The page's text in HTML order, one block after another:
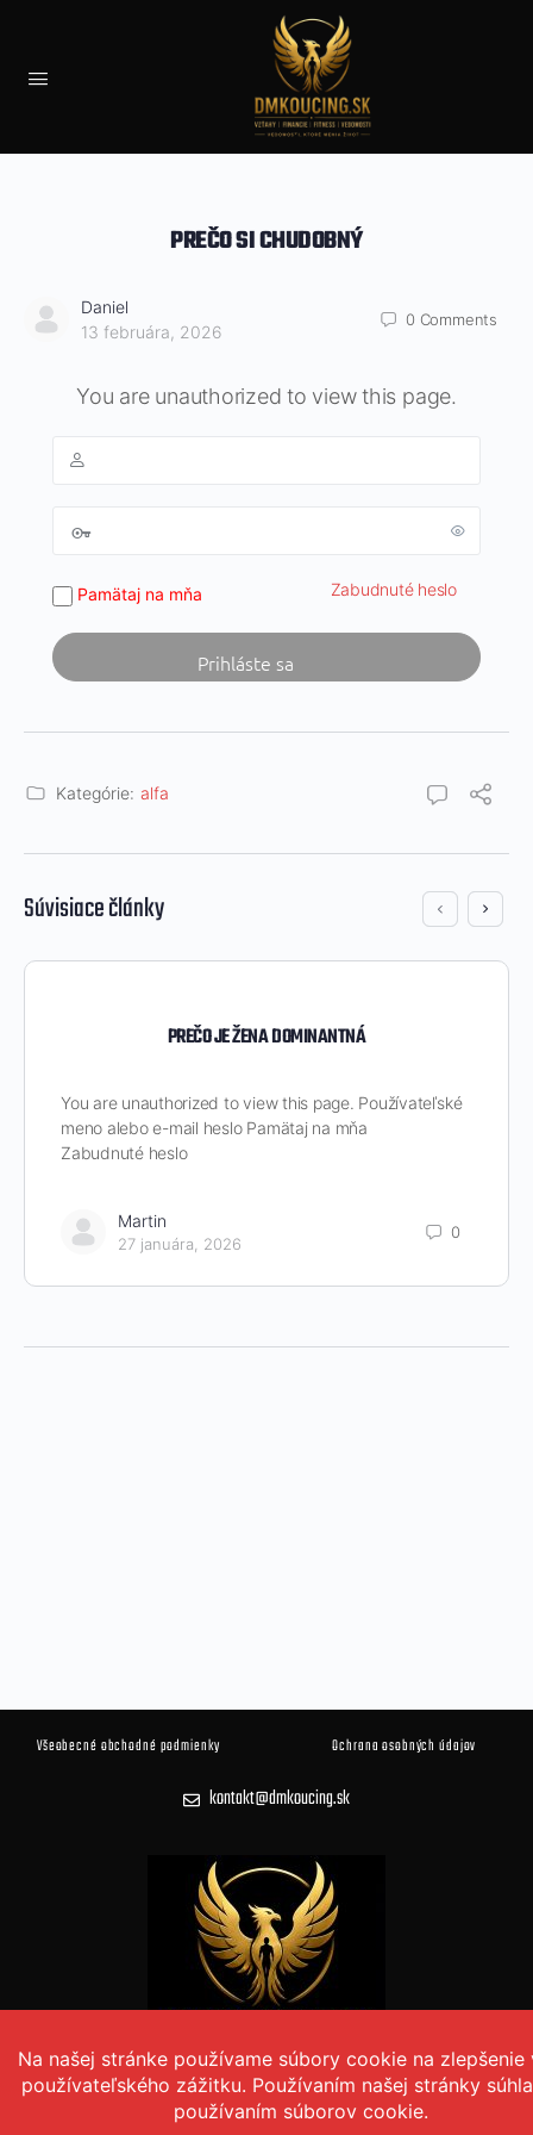
PREČO SI CHUDOBNÝ
Daniel
13 februára, 2026
0 Comments
You are unauthorized to view this page.
Pamätaj na mňa Zabudnuté heslo
Kategórie: alfa
Súvisiace články
PREČO JE ŽENA DOMINANTNÁ
You are unauthorized to view this page. Používateľské
meno alebo e-mail heslo Pamätaj na mňa
Zabudnuté heslo
Martin
27 januára, 2026
0
Všeobecné obchodné podmienky Ochrana osobných údajov
kontakt@dmkoucing.sk
© 2026 DM KOUČING Všetky práva vyhradené